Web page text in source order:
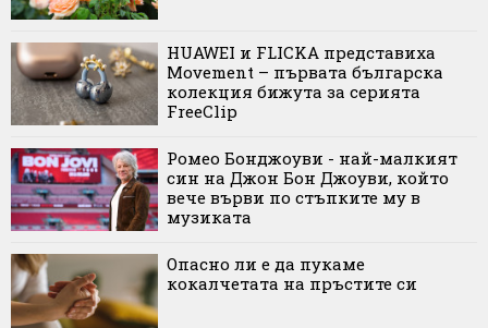
HUAWEI и FLICKA представиха
Movement – първата българска
колекция бижута за серията
FreeClip
Ромео Бонджоуви - най-малкият
син на Джон Бон Джоуви, който
вече върви по стъпките му в
музиката
Опасно ли е да пукаме
кокалчетата на пръстите си